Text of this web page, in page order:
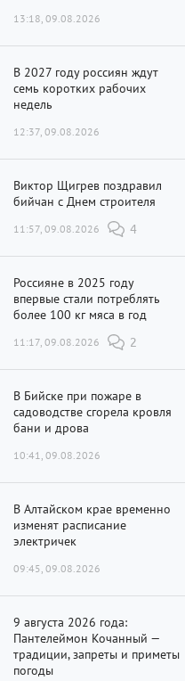
13:18, 09.08.2026
В 2027 году россиян ждут
семь коротких рабочих
недель
12:37, 09.08.2026
Виктор Щигрев поздравил
бийчан с Днем строителя
11:57, 09.08.2026 4
Россияне в 2025 году
впервые стали потреблять
более 100 кг мяса в год
11:17, 09.08.2026 2
В Бийске при пожаре в
садоводстве сгорела кровля
бани и дрова
10:41, 09.08.2026
В Алтайском крае временно
изменят расписание
электричек
09:45, 09.08.2026
9 августа 2026 года:
Пантелеймон Кочанный —
традиции, запреты и приметы
погоды